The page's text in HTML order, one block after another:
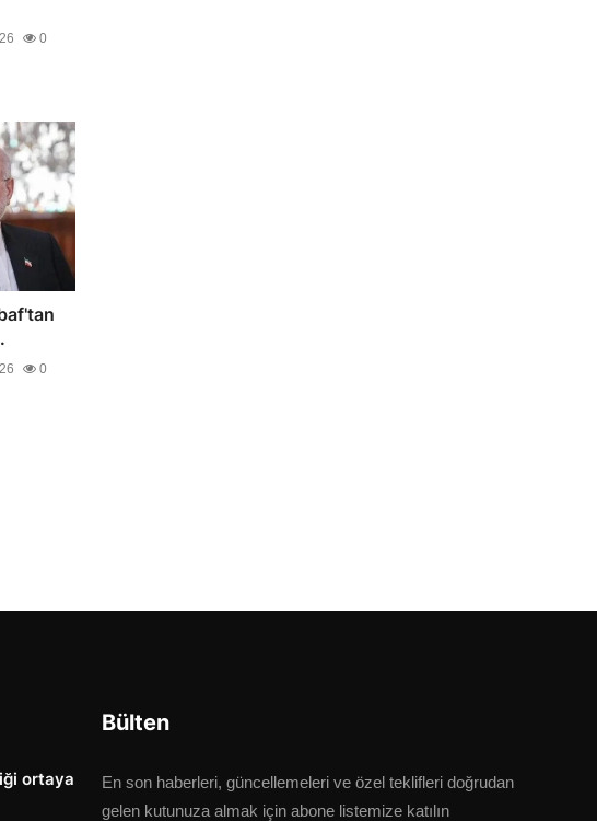
0
0
ortaya
Bülten
En son haberleri, güncellemeleri ve özel teklifleri doğrudan
gelen kutunuza almak için abone listemize katılın